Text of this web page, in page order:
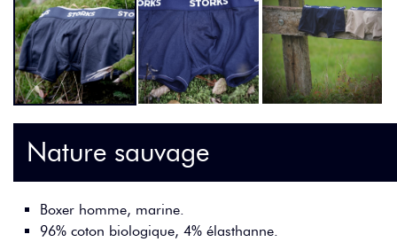
Nature sauvage
Boxer homme, marine.
96% coton biologique, 4% élasthanne.